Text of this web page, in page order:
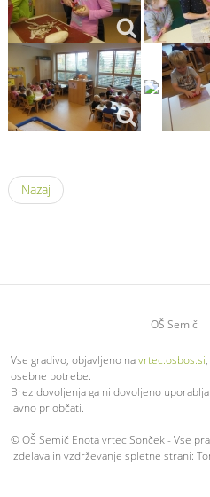
Nazaj
OŠ Semič
Vse gradivo, objavljeno navrtec.osbos.si
osebne potrebe.
Brez dovoljenja ga ni dovoljeno
javno priobčati.
© OŠ Semič Enota vrtec Sonček - Vse
Izdelava in vzdrževanje spletne strani: